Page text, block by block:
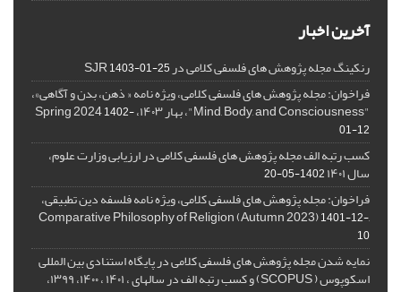
آخرین اخبار
رنکینگ مجله پژوهش های فلسفی کلامی در SJR1403-01-25
فراخوان: مجله پژوهش های فلسفی کلامی، ویژه نامه « ذهن، بدن و آگاهی»،
"Mind, Body, and Consciousness"، بهار ۱۴۰۳، Spring 2024
1402-
01-12
کسب رتبه الف مجله پژوهش های فلسفی کلامی در ارزیابی وزارت علوم،
سال ۱۴۰۱ 1402-05-20
فراخوان: مجله پژوهش های فلسفی کلامی، ویژه نامه فلسفه دین تطبیقی،
,Comparative Philosophy of Religion (Autumn 2023)
1401-12-
10
نمایه شدن مجله پژوهش های فلسفی کلامی در پایگاه استنادی بین المللی
اسکوپوس ( SCOPUS) و کسب رتبه الف در سالهای ، ۱۴۰۱ ، ۱۴۰۰، ۱۳۹۹،